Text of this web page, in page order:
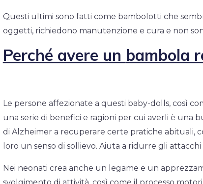
Questi ultimi sono fatti come bambolotti che
oggetti, richiedono manutenzione e cura e non
Perché avere un bambola
Le persone affezionate a questi baby-dolls, così
una serie di benefici e ragioni per cui averli è una
di Alzheimer a recuperare certe pratiche abituali,
loro un senso di sollievo. Aiuta a ridurre gli attacchi
Nei neonati crea anche un legame e un